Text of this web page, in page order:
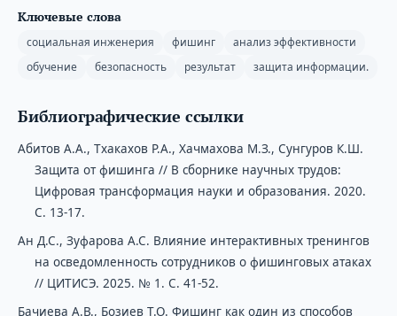
Ключевые слова
социальная инженерия фишинг
анализ эффективности
обучение
безопасность результат защита информации.
Библиографические ссылки
Абитов А.А., Тхакахов Р.А., Хачмахова М.З., Сунгуров К.Ш.
Защита от фишинга // В сборнике научных трудов:
Цифровая трансформация науки и образования. 2020.
С. 13-17.
Ан Д.С., Зуфарова А.С. Влияние интерактивных тренингов
на осведомленность сотрудников о фишинговых атаках
// ЦИТИСЭ. 2025. № 1. С. 41-52.
Бачиева А.В., Бозиев Т.О. Фишинг как один из способов